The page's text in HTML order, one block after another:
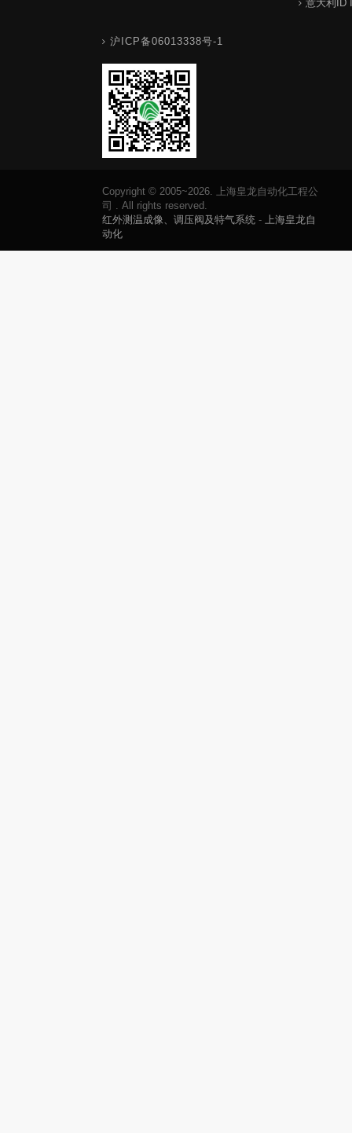
意大利ID
沪ICP备06013338号-1
Copyright © 2005~2026. 上海皇龙自动化工程公
司 . All rights reserved.
红外测温成像、调压阀及特气系统 -
上海皇龙自
动化